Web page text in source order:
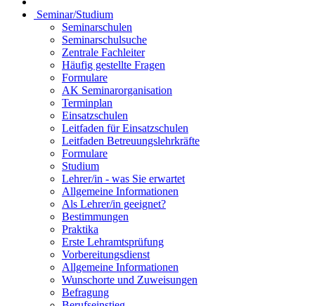
Seminar/Studium
Seminarschulen
Seminarschulsuche
Zentrale Fachleiter
Häufig gestellte Fragen
Formulare
AK Seminarorganisation
Terminplan
Einsatzschulen
Leitfaden für Einsatzschulen
Leitfaden Betreuungslehrkräfte
Formulare
Studium
Lehrer/in - was Sie erwartet
Allgemeine Informationen
Als Lehrer/in geeignet?
Bestimmungen
Praktika
Erste Lehramtsprüfung
Vorbereitungsdienst
Allgemeine Informationen
Wunschorte und Zuweisungen
Befragung